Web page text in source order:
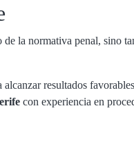
la normativa penal, sino
resultados
con experiencia en